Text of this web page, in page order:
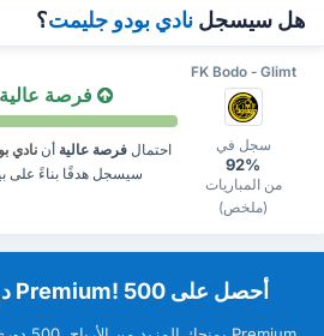
هل سيسجل نادي بودو جليمت؟
FK Bodo - Glimt
فرصة عالية
احتمالفرصة عالية أننادي
سيسجل هدفًا بناءً على
سجل في
92%
من المباريات
(ملخص)
‏أحصل على Premium! 500 دوري إضافي مربح.